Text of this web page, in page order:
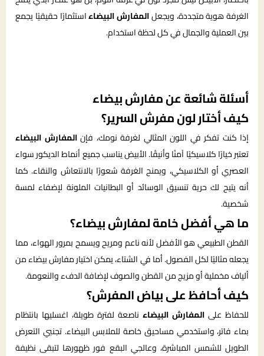
الغرفة هوية متجددة، ويجعلالمفارش البيضاءاستثمارًا حقيقيًا يجمع
بين العملية والجمال في كل لحظة استخدام.
أسئلة شائعة عن مفارش بيضاء
كيف أختار لون مفرش السرير؟
إذا كنت تفكر في اللون المثالي لغرفة نومك، فإنالمفارش البيضاء
تعتبر خيارًا كلاسيكيًا آمنًا وأنيقًا. الأبيض يناسب جميع أنماط الديكور سواء
العصري أو الكلاسيكي، ويمنح الغرفة شعورًا بالانتعاش والنقاء. كما
أنه يتيح لك حرية تنسيق الوسائد أو البطانيات الملونة لإضفاء لمسة
شخصية.
ما هي أفضل خامة لمفارش بيضاء؟
القطن الطبيعي هو الأفضل لأنه ناعم ومريح ويسمح بمرور الهواء، مما
يجعله مثاليًا لكل الفصول. أما في الشتاء، يمكن اختيار مفارش بيضاء من
ألياف مخملية أو مزيج من القطن والصوف لإضافة الدفء والنعومة.
كيف أحافظ على بياض المفرش؟
للحفاظ على المفارش البيضاء ناصعة لفترة طويلة، اغسليها بانتظام
بماء فاتر، واستخدمي مساحيق خاصة للملابس البيضاء. تجنبي التعرض
الطويل للشمس المباشرة، وعالجي البقع فور ظهورها لتبقى نظيفة